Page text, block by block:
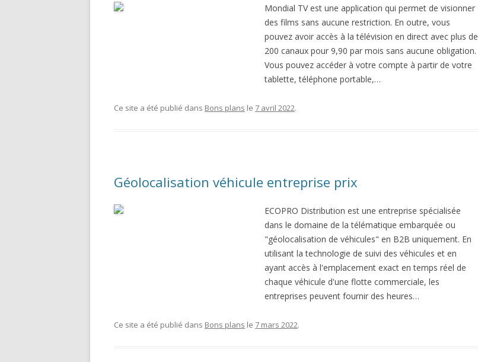
Mondial TV est une application qui permet de visionner
des films sans aucune restriction. En outre, vous
pouvez avoir accès à la télévision en direct avec plus de
200 canaux pour 9,90 par mois sans aucune obligation.
Vous pouvez accéder à votre compte à partir de votre
tablette, téléphone portable,…
Ce site a été publié dans Bons plans le 7 avril 2022.
Géolocalisation véhicule entreprise prix
ECOPRO Distribution est une entreprise spécialisée
dans le domaine de la télématique embarquée ou
"géolocalisation de véhicules" en B2B uniquement. En
utilisant la technologie de suivi des véhicules et en
ayant accès à l'emplacement exact en temps réel de
chaque véhicule d'une flotte commerciale, les
entreprises peuvent fournir des heures…
Ce site a été publié dans Bons plans le 7 mars 2022.